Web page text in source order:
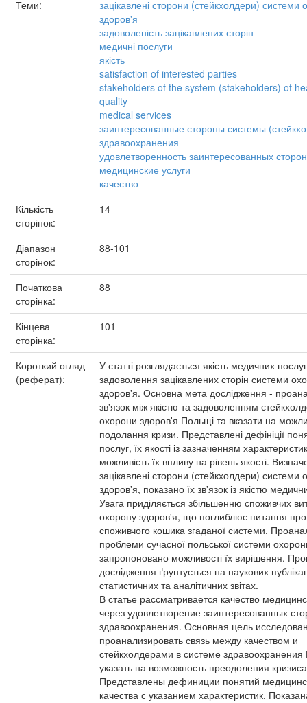
Теми:
зацікавлені сторони (стейкхолдери) системи
здоров'я
задоволеність зацікавлених сторін
медичні послуги
якість
satisfaction of interested parties
stakeholders of the system (stakeholders) of
quality
medical services
заинтересованные стороны системы
здравоохранения
удовлетворенность заинтересованных сторон
медицинские услуги
качество
Кількість
сторінок:
14
Діапазон
сторінок:
88-101
Початкова
сторінка:
88
Кінцева
сторінка:
101
Короткий огляд
(реферат):
У статті розглядається якість медичних
задоволення зацікавлених сторін системи
здоров'я. Основна мета дослідження -
зв'язок між якістю та задоволенням
охорони здоров'я Польщі та вказати на
подолання кризи. Представлені дефініції
послуг, їх якості із зазначенням
можливість їх впливу на рівень якості.
зацікавлені сторони (стейкхолдери) системи
здоров'я, показано їх зв'язок із якістю
Увага приділяється збільшенню споживчих
охорону здоров'я, що поглиблює питання про
споживчого кошика згаданої системи.
проблеми сучасної польської системи
запропоновано можливості їх вирішення.
дослідження ґрунтується на наукових
статистичних та аналітичних звітах.
В статье рассматривается качество
через удовлетворение заинтересованных
здравоохранения. Основная цель
проанализировать связь между качеством и
стейкхолдерами в системе
указать на возможность преодоления
Представлены дефиниции понятий
качества с указанием характеристик.